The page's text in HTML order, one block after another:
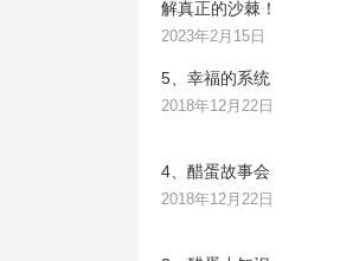
解真正的沙棘！
2023年2月15日
5、幸福的系统
2018年12月22日
4、醋蛋故事会
2018年12月22日